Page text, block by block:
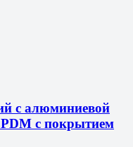
с алюминиевой
с покрытием